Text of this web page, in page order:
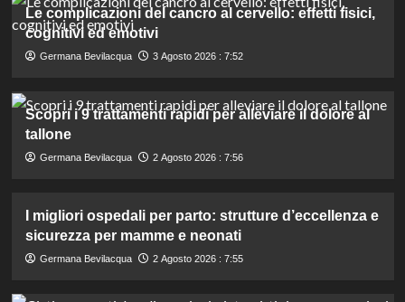
Le complicazioni del cancro al cervello: effetti fisici,
cognitivi ed emotivi
Germana Bevilacqua 3 Agosto 2026 : 7:52
Scopri i 9 trattamenti rapidi per alleviare il dolore al
tallone
Germana Bevilacqua 2 Agosto 2026 : 7:56
I migliori ospedali per parto: strutture d’eccellenza e
sicurezza per mamme e neonati
Germana Bevilacqua 2 Agosto 2026 : 7:55